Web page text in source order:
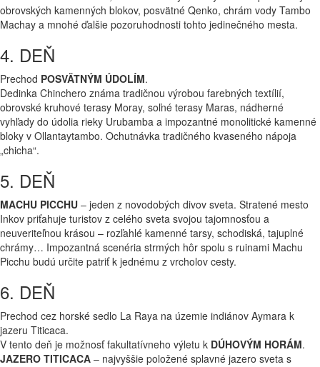
obrovských kamenných blokov, posvätné Qenko, chrám vody Tambo
Machay a mnohé ďalšie pozoruhodnosti tohto jedinečného mesta.
4. DEŇ
Prechod POSVÄTNÝM ÚDOLÍM.
Dedinka Chinchero známa tradičnou výrobou farebných textílií,
obrovské kruhové terasy Moray, soľné terasy Maras, nádherné
vyhľady do údolia rieky Urubamba a impozantné monolitické kamenné
bloky v Ollantaytambo. Ochutnávka tradičného kvaseného nápoja
„chicha“.
5. DEŇ
MACHU PICCHU – jeden z novodobých divov sveta. Stratené mesto
Inkov priťahuje turistov z celého sveta svojou tajomnosťou a
neuveriteľnou krásou – rozľahlé kamenné tarsy, schodiská, tajuplné
chrámy… Impozantná scenéria strmých hôr spolu s ruinami Machu
Picchu budú určite patriť k jednému z vrcholov cesty.
6. DEŇ
Prechod cez horské sedlo La Raya na územie indiánov Aymara k
jazeru Titicaca.
V tento deň je možnosť fakultatívneho výletu k DÚHOVÝM HORÁM.
JAZERO TITICACA – najvyššie položené splavné jazero sveta s